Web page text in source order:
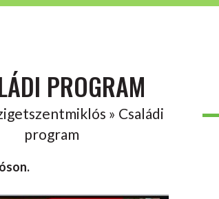
PROGRAM
» Családi
program